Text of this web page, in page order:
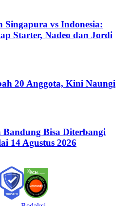
Singapura vs Indonesia:
Starter, Nadeo dan Jordi
20 Anggota, Kini Naungi
Bandung Bisa Diterbangi
14 Agustus 2026